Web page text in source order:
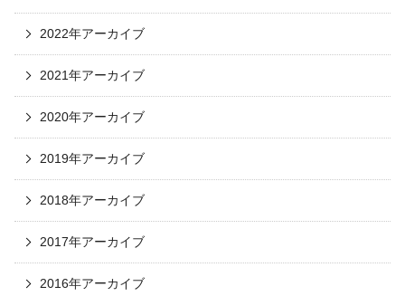
2022年アーカイブ
2021年アーカイブ
2020年アーカイブ
2019年アーカイブ
2018年アーカイブ
2017年アーカイブ
2016年アーカイブ